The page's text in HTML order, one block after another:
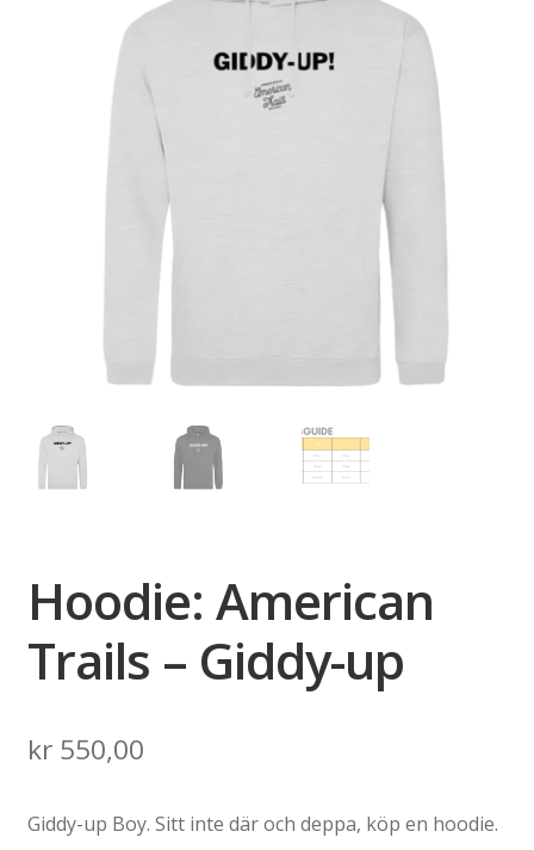
Hoodie: American
Trails – Giddy-up
kr550,00
Giddy-up Boy. Sitt inte där och deppa, köp en hoodie.